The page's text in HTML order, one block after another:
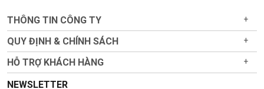
THÔNG TIN CÔNG TY +
QUY ĐỊNH & CHÍNH SÁCH +
HỖ TRỢ KHÁCH HÀNG +
NEWSLETTER